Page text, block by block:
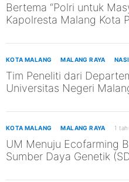
Bertema “Polri untuk
Kapolresta Malang Kota
KOTA MALANG MALANG RAYA
Tim Peneliti dari
Universitas Negeri
Menjinakkan Kelud”
KOTA MALANG MALANG RAYA 1
UM Menuju Ecofarming
Sumber Daya Genetik